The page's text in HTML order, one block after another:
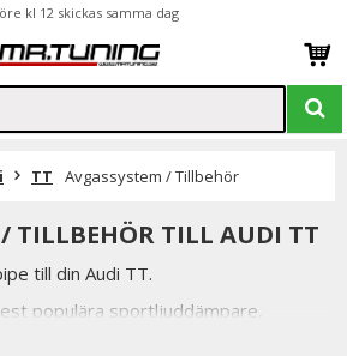
kl 12 skickas samma dag
TT Avgassystem / Tillbehör
/ TILLBEHÖR TILL AUDI TT
till din Audi TT.
populära sportljuddämpare,
downpipe till Audi TT.